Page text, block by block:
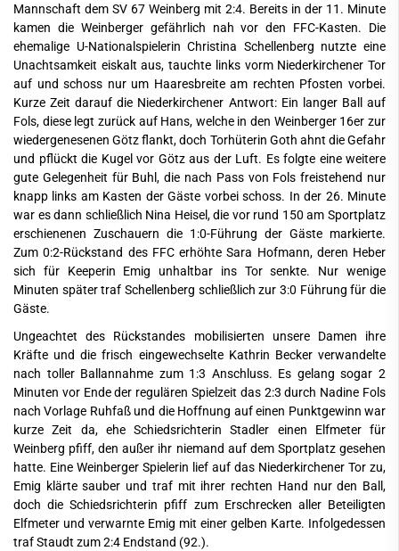
Mannschaft dem SV 67 Weinberg mit 2:4. Bereits in der 11. Minute
kamen die Weinberger gefährlich nah vor den FFC-Kasten. Die
ehemalige U-Nationalspielerin Christina Schellenberg nutzte eine
Unachtsamkeit eiskalt aus, tauchte links vorm Niederkirchener Tor
auf und schoss nur um Haaresbreite am rechten Pfosten vorbei.
Kurze Zeit darauf die Niederkirchener Antwort: Ein langer Ball auf
Fols, diese legt zurück auf Hans, welche in den Weinberger 16er zur
wiedergenesenen Götz flankt, doch Torhüterin Goth ahnt die Gefahr
und pflückt die Kugel vor Götz aus der Luft. Es folgte eine weitere
gute Gelegenheit für Buhl, die nach Pass von Fols freistehend nur
knapp links am Kasten der Gäste vorbei schoss. In der 26. Minute
war es dann schließlich Nina Heisel, die vor rund 150 am Sportplatz
erschienenen Zuschauern die 1:0-Führung der Gäste markierte.
Zum 0:2-Rückstand des FFC erhöhte Sara Hofmann, deren Heber
sich für Keeperin Emig unhaltbar ins Tor senkte. Nur wenige
Minuten später traf Schellenberg schließlich zur 3:0 Führung für die
Gäste.
Ungeachtet des Rückstandes mobilisierten unsere Damen ihre
Kräfte und die frisch eingewechselte Kathrin Becker verwandelte
nach toller Ballannahme zum 1:3 Anschluss. Es gelang sogar 2
Minuten vor Ende der regulären Spielzeit das 2:3 durch Nadine Fols
nach Vorlage Ruhfaß und die Hoffnung auf einen Punktgewinn war
kurze Zeit da, ehe Schiedsrichterin Stadler einen Elfmeter für
Weinberg pfiff, den außer ihr niemand auf dem Sportplatz gesehen
hatte. Eine Weinberger Spielerin lief auf das Niederkirchener Tor zu,
Emig klärte sauber und traf mit ihrer rechten Hand nur den Ball,
doch die Schiedsrichterin pfiff zum Erschrecken aller Beteiligten
Elfmeter und verwarnte Emig mit einer gelben Karte. Infolgedessen
traf Staudt zum 2:4 Endstand (92.).